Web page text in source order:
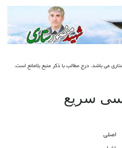
می باشد. درج مطالب با ذکر منبع بلامانع است.
سریع
اصلی